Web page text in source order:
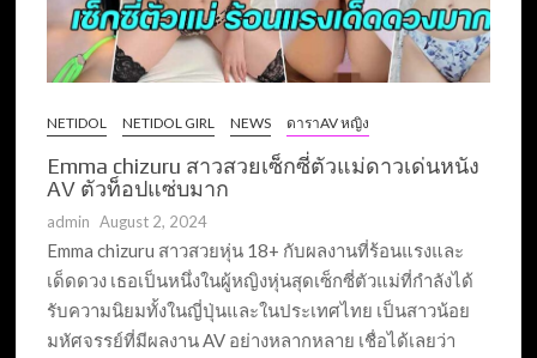
NETIDOL NETIDOL GIRL NEWS ดาราAV หญิง
Emma chizuru สาวสวยเซ็กซี่ตัวแม่ดาวเด่นหนัง
AV ตัวท็อปแซ่บมาก
admin August 2, 2024
Emma chizuru สาวสวยหุ่น 18+ กับผลงานที่ร้อนแรงและ
เด็ดดวง เธอเป็นหนึ่งในผู้หญิงหุ่นสุดเซ็กซี่ตัวแม่ที่กำลังได้
รับความนิยมทั้งในญี่ปุ่นและในประเทศไทย เป็นสาวน้อย
มหัศจรรย์ที่มีผลงาน AV อย่างหลากหลาย เชื่อได้เลยว่า